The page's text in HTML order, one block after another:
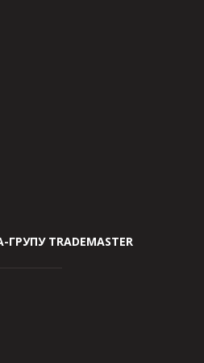
TRADEMASTER